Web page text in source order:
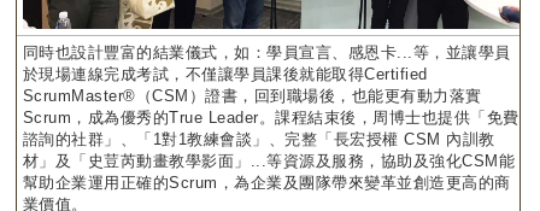
同時也設計豐富的結業儀式，如：學員宣言、感恩卡...等，並讓學員
於現場連線完成考試，不僅讓學員課後就能取得Certified
ScrumMaster®（CSM）證書，回到職場後，也能更有動力落實
Scrum，成為優秀的True Leader。課程結束後，周博士也提供「免費
諮詢的社群」、「1對1教練會談」、完整「長宏授權 CSM 內訓教
材」及「史荳芮動畫教學影面」...等資源及服務，協助及強化CSM能
幫助企業運用正確的Scrum，為企業及團隊帶來變革並創造更高的商
業價值。